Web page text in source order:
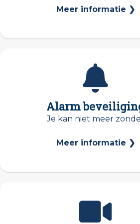
Meer informatie ❯
Alarm
Je kan niet meer
Meer informatie ❯